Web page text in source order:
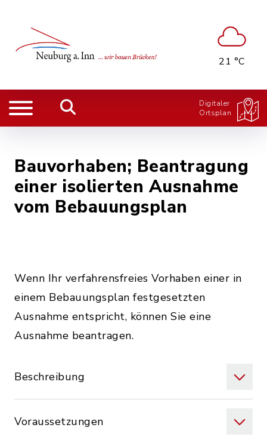
21 °C
Digitaler
Ortsplan
Bauvorhaben; Beantragung
einer isolierten Ausnahme
vom Bebauungsplan
Wenn Ihr verfahrensfreies Vorhaben einer in
einem Bebauungsplan festgesetzten
Ausnahme entspricht, können Sie eine
Ausnahme beantragen.
Beschreibung
Voraussetzungen